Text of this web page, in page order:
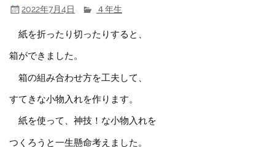
2022年7月4日 ４年生
紙を折ったり切ったりすると、
箱ができました。
箱の組み合わせ方を工夫して、
すてきな小物入れを作ります。
紙を使って、神技！な小物入れを
つくろうと一生懸命考えました。